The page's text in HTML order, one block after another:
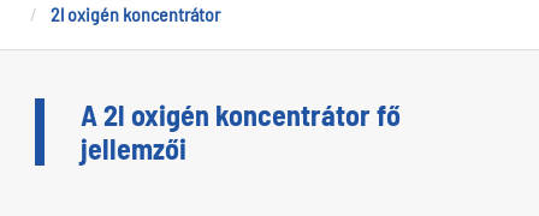
2l oxigén koncentrátor
A 2l oxigén koncentrátor fő
jellemzői